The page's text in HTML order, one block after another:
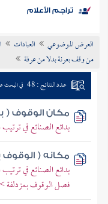
موضوعي
تراجم الأعلام
العرض الموضوعي العبادات
من وقف بعرنة بدلا من عرفة
عدد النتائج : 48 في البحث
مكان الوقوف (
بدائع الصنائع في
مكانه ( الوقوف
بدائع الصنائع في
فصل الوقوف بمزدلفة